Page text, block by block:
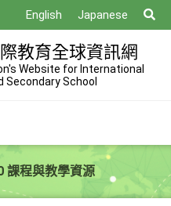
English Japanese
尋
教育全球資訊網
Website for International
Secondary School
課程與教學資源